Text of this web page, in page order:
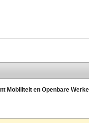
Mobiliteit en Openbare